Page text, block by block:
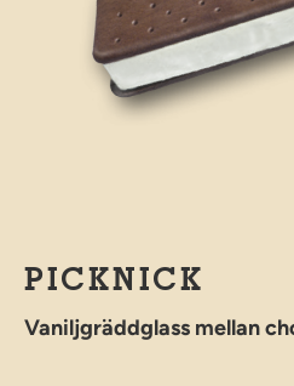
PICKNICK
Vaniljgräddglass mellan